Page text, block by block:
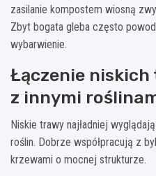
zasilanie kompostem wiosną
Zbyt bogata gleba często
wybarwienie.
Łączenie
z innymi
Niskie trawy najładniej
roślin. Dobrze współpracują z
krzewami o mocnej strukturze.